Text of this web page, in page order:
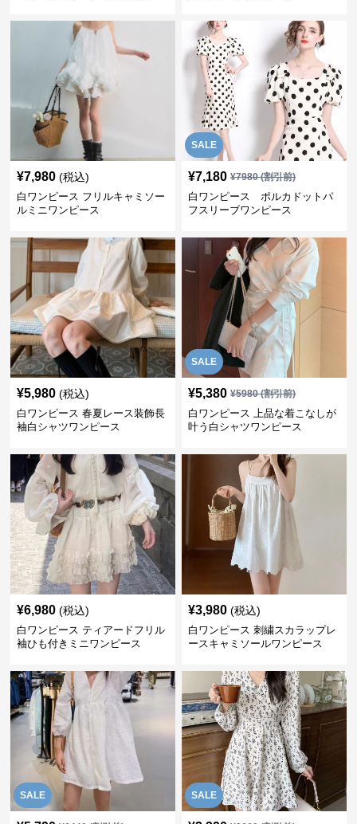
¥7,980 (税込)
白ワンピース フリルキャミソー
ルミニワンピース
SALE
¥7,180 ¥7980(割引前)
白ワンピース ポルカドットパ
フスリーブワンピース
¥5,980 (税込)
白ワンピース 春夏レース装飾長
袖白シャツワンピース
SALE
¥5,380 ¥5980(割引前)
白ワンピース 上品な着こなしが
叶う白シャツワンピース
¥6,980 (税込)
白ワンピース ティアードフリル
袖ひも付きミニワンピース
¥3,980 (税込)
白ワンピース 刺繍スカラップレ
ースキャミソールワンピース
SALE SALE